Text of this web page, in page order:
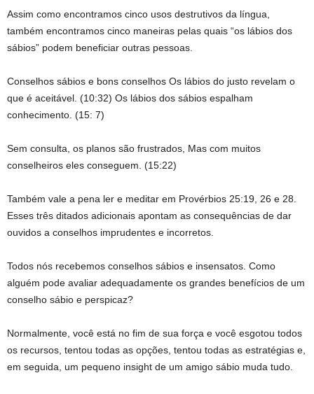
Assim como encontramos cinco usos destrutivos da língua,
também encontramos cinco maneiras pelas quais “os lábios dos
sábios” podem beneficiar outras pessoas.
Conselhos sábios e bons conselhos Os lábios do justo revelam o
que é aceitável. (10:32) Os lábios dos sábios espalham
conhecimento. (15: 7)
Sem consulta, os planos são frustrados, Mas com muitos
conselheiros eles conseguem. (15:22)
Também vale a pena ler e meditar em Provérbios 25:19, 26 e 28.
Esses três ditados adicionais apontam as consequências de dar
ouvidos a conselhos imprudentes e incorretos.
Todos nós recebemos conselhos sábios e insensatos. Como
alguém pode avaliar adequadamente os grandes benefícios de um
conselho sábio e perspicaz?
Normalmente, você está no fim de sua força e você esgotou todos
os recursos, tentou todas as opções, tentou todas as estratégias e,
em seguida, um pequeno insight de um amigo sábio muda tudo.